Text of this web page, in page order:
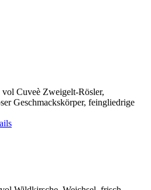
Cuveè Zweigelt-Rösler,
Geschmackskörper, feingliedrige